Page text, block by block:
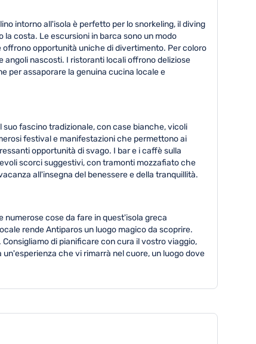
intorno all'isola è perfetto per lo snorkeling, il diving
costa. Le escursioni in barca sono un modo
opportunità uniche di divertimento. Per coloro
nascosti. I ristoranti locali offrono deliziose
per assaporare la genuina cucina locale e
fascino tradizionale, con case bianche, vicoli
festival e manifestazioni che permettono ai
opportunità di svago. I bar e i caffè sulla
scorci suggestivi, con tramonti mozzafiato che
all'insegna del benessere e della tranquillità.
cose da fare in quest'isola greca
rende Antiparos un luogo magico da scoprire.
di pianificare con cura il vostro viaggio,
che vi rimarrà nel cuore, un luogo dove